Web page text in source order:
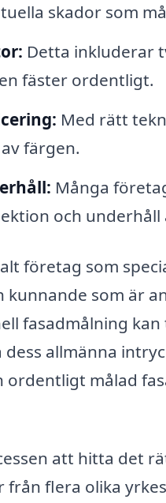
skador som
Detta inkluderar
fäster ordentligt.
Med rätt
färgen.
Många
och underhåll
företag som
som är
fasadmålning
allmänna
målad
att hitta det
flera olika